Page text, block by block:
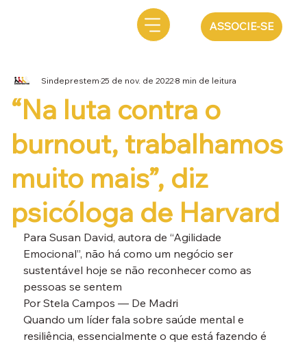
ASSOCIE-SE
“Na luta contra o
burnout, trabalhamos
muito mais”, diz
psicóloga de Harvard
Sindeprestem25 de nov. de 20228 min de leitura
Para Susan David, autora de “Agilidade
Emocional”, não há como um negócio ser
sustentável hoje se não reconhecer como as
pessoas se sentem
Por Stela Campos — De Madri
Quando um líder fala sobre saúde mental e
resiliência, essencialmente o que está fazendo é